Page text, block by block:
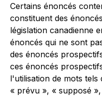
Certains énoncés
constituent des
législation canadienne
énoncés qui ne sont
des énoncés
ces énoncés
l'utilisation de mots tels
« prévu », « supposé